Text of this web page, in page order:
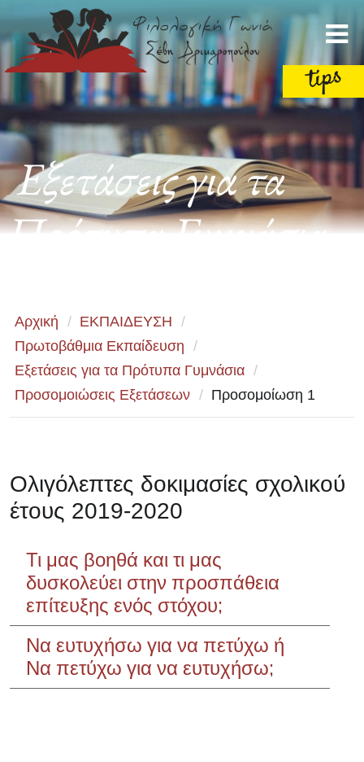
Εξετάσεις για τα
Πρότυπα Γυμνάσια
Αρχική / ΕΚΠΑΙΔΕΥΣΗ /
Πρωτοβάθμια Εκπαίδευση /
Εξετάσεις για τα Πρότυπα Γυμνάσια /
Προσομοιώσεις Εξετάσεων / Προσομοίωση 1
Ολιγόλεπτες δοκιμασίες σχολικού
έτους 2019-2020
Τι μας βοηθά και τι μας
δυσκολεύει στην προσπάθεια
επίτευξης ενός στόχου;
Να ευτυχήσω για να πετύχω ή
Να πετύχω για να ευτυχήσω;